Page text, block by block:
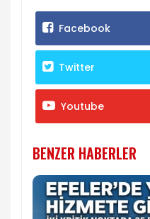
Facebook
Twitter
Youtube
BENZER HABERLER